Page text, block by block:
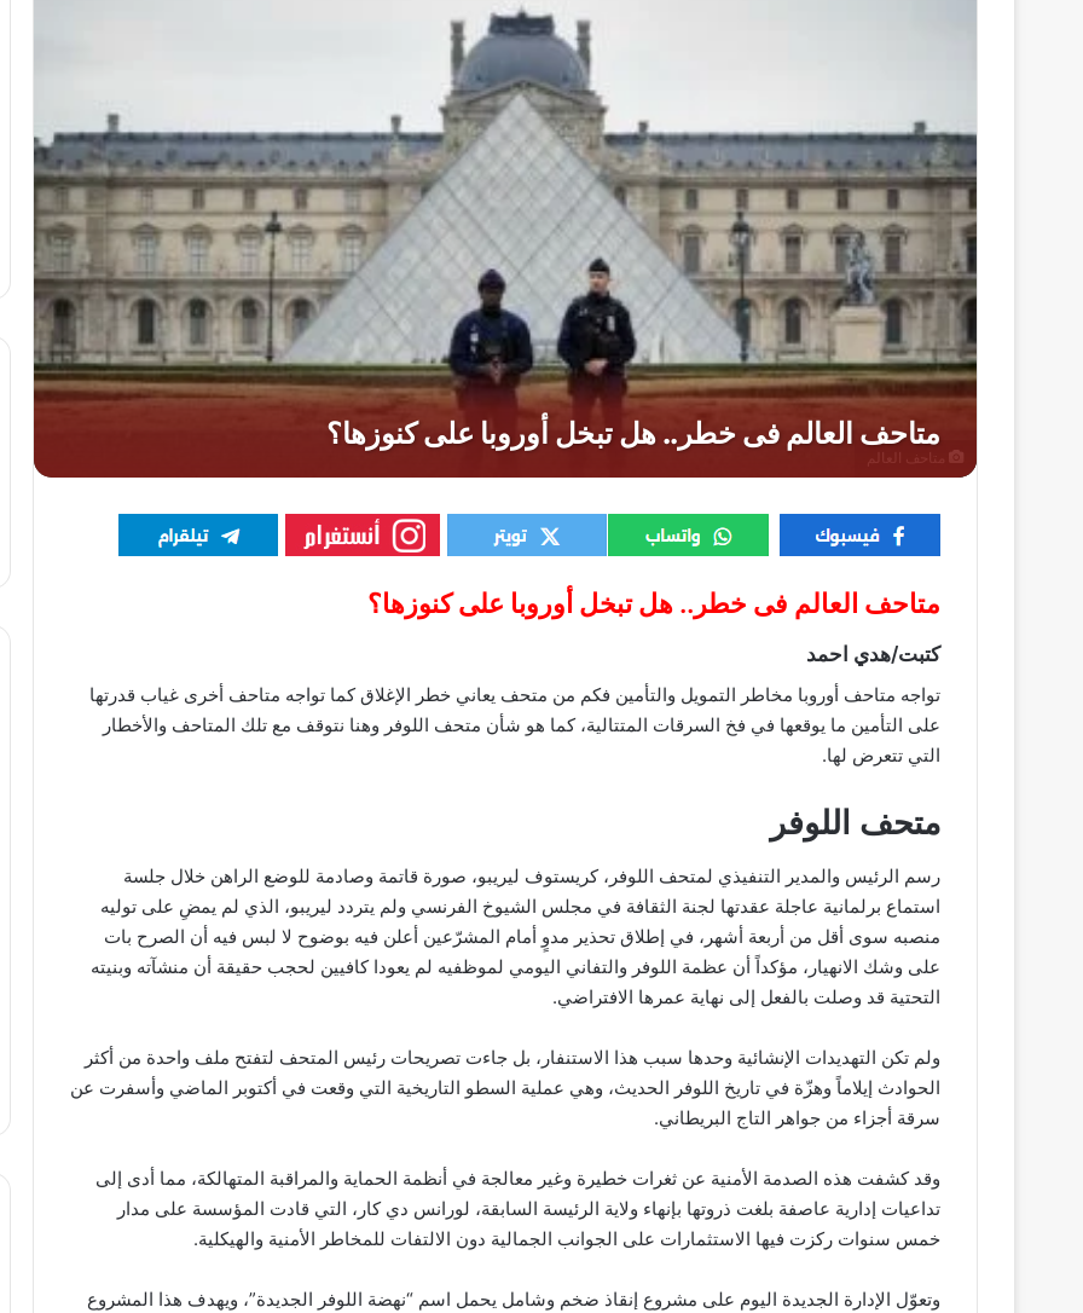
متاحف العالم
متاحف العالم فى خطر.. هل تبخل أوروبا على كنوزها؟
كتبت/هدي احمد
تواجه متاحف أوروبا مخاطر التمويل والتأمين فكم من متحف يعاني خطر الإغلاق كما تواجه متاحف أخرى غياب قدرتها
على التأمين ما يوقعها في فخ السرقات المتتالية، كما هو شأن متحف اللوفر وهنا نتوقف مع تلك المتاحف والأخطار
التي تتعرض لها.
متحف اللوفر
رسم الرئيس والمدير التنفيذي لمتحف اللوفر، كريستوف ليريبو، صورة قاتمة وصادمة للوضع الراهن خلال جلسة
استماع برلمانية عاجلة عقدتها لجنة الثقافة في مجلس الشيوخ الفرنسي ولم يتردد ليريبو، الذي لم يمضِ على توليه
منصبه سوى أقل من أربعة أشهر، في إطلاق تحذير مدوٍ أمام المشرّعين أعلن فيه بوضوح لا لبس فيه أن الصرح بات
على وشك الانهيار، مؤكداً أن عظمة اللوفر والتفاني اليومي لموظفيه لم يعودا كافيين لحجب حقيقة أن منشآته وبنيته
التحتية قد وصلت بالفعل إلى نهاية عمرها الافتراضي.
ولم تكن التهديدات الإنشائية وحدها سبب هذا الاستنفار، بل جاءت تصريحات رئيس المتحف لتفتح ملف واحدة من أكثر
الحوادث إيلاماً وهزّة في تاريخ اللوفر الحديث، وهي عملية السطو التاريخية التي وقعت في أكتوبر الماضي وأسفرت عن
سرقة أجزاء من جواهر التاج البريطاني.
وقد كشفت هذه الصدمة الأمنية عن ثغرات خطيرة وغير معالجة في أنظمة الحماية والمراقبة المتهالكة، مما أدى إلى
تداعيات إدارية عاصفة بلغت ذروتها بإنهاء ولاية الرئيسة السابقة، لورانس دي كار، التي قادت المؤسسة على مدار
خمس سنوات ركزت فيها الاستثمارات على الجوانب الجمالية دون الالتفات للمخاطر الأمنية والهيكلية.
وتعوّل الإدارة الجديدة اليوم على مشروع إنقاذ ضخم وشامل يحمل اسم “نهضة اللوفر الجديدة”، ويهدف هذا المشروع